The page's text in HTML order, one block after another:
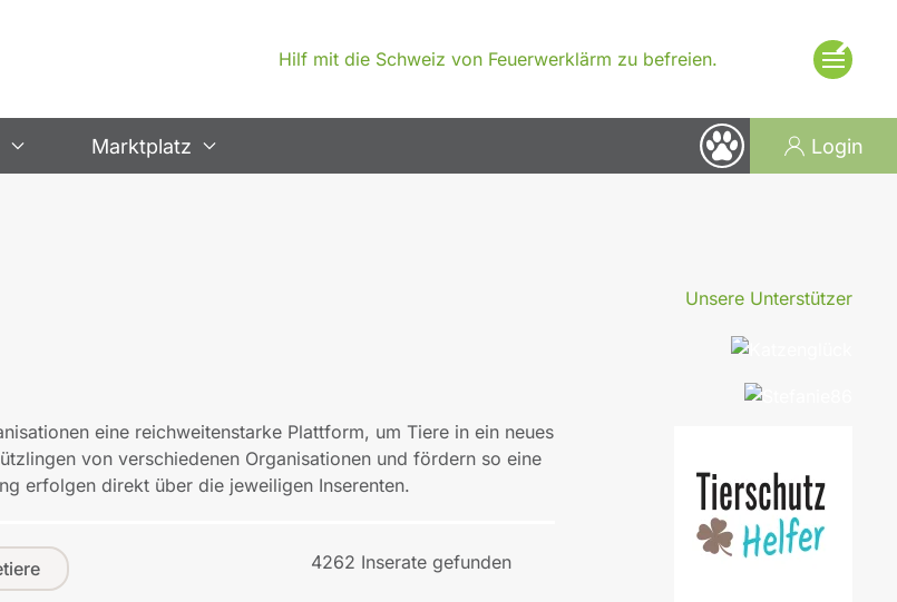
Hilf mit die Schweiz von Feuerwerklärm zu befreien.
Marktplatz Login
eine reichweitenstarke Plattform, um Tiere in ein neues
von verschiedenen Organisationen und fördern so eine
erfolgen direkt über die jeweiligen Inserenten.
4262 Inserate gefunden
Unsere Unterstützer
×